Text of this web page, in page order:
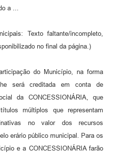
a ...
Texto faltante/incompleto,
no final da página.)
do Município, na forma
será creditada em conta de
da CONCESSIONÁRIA, que
múltiplos que representam
no valor dos recursos
erário público municipal. Para os
e a CONCESSIONÁRIA farão